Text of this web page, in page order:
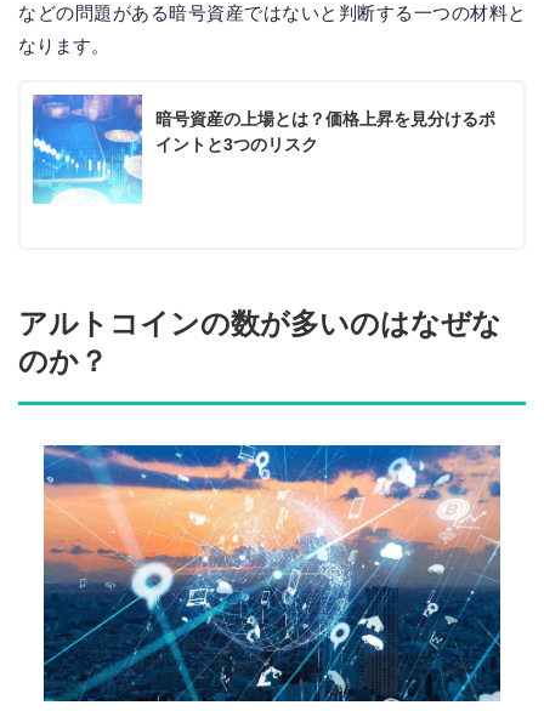
などの問題がある暗号資産ではないと判断する一つの材料と
なります。
暗号資産の上場とは？価格上昇を見分けるポ
イントと3つのリスク
アルトコインの数が多いのはなぜな
のか？